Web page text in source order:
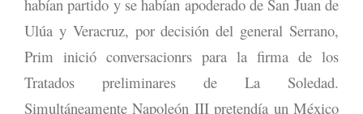
habían partido y se habían apoderado de San Juan de
Ulúa y Veracruz, por decisión del general Serrano,
Prim inició conversacionrs para la firma de los
Tratados preliminares de La Soledad.
Simultáneamente Napoleón III pretendía un México